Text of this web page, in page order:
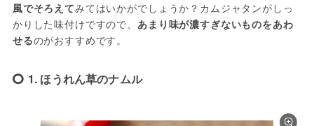
風でそろえてみてはいかがでしょうか？カムジャタンがしっ
かりした味付けですので、 あまり味が濃すぎないものをあわ
せるのがおすすめです。
1. ほうれん草のナムル